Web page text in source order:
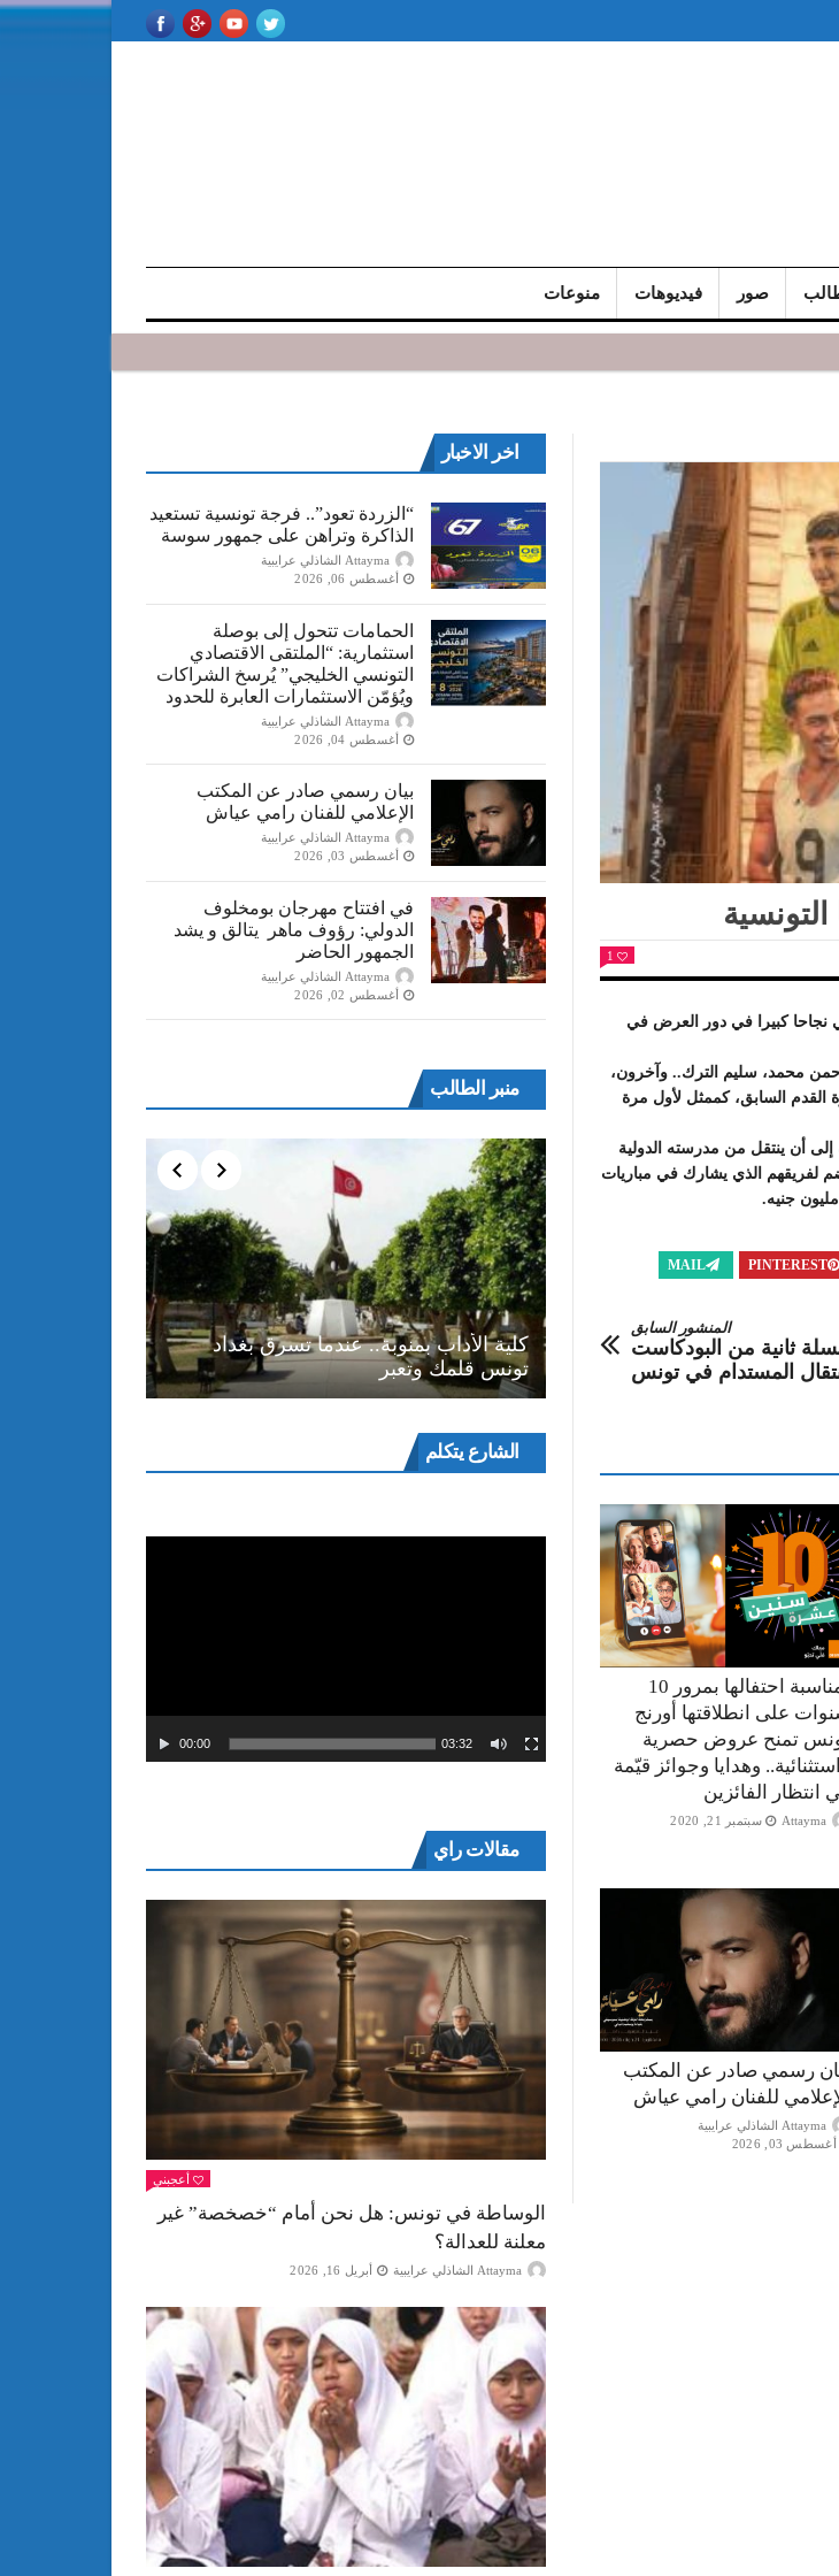
صور فيديوهات منوعات
1
نجاحا كبيرا في دور العرض في
محمد، سليم الترك.. وآخرون،
السابق، كممثل لأول مرة
أن ينتقل من مدرسته الدولية
لفريقهم الذي يشارك في مباريات
جنيه.
PINTEREST
MAIL
المنشور السابق
ثانية من البودكاست
المستدام في تونس
بمناسبة احتفالها بمرور 10
على انطلاقتها أورنج
تمنح عروض حصرية
وهدايا وجوائز قيّمة
انتظار الفائزين
Attayma سبتمبر 21, 2020
رسمي صادر عن المكتب
للفنان رامي عياش
Attayma الشاذلي عرايبية
أغسطس 03, 2026
اخر الاخبار
“الزردة تعود”.. فرجة تونسية تستعيد
الذاكرة وتراهن على جمهور سوسة
Attayma الشاذلي عرايبية
أغسطس 06, 2026
الحمامات تتحول إلى بوصلة
استثمارية: “الملتقى الاقتصادي
التونسي الخليجي” يُرسخ الشراكات
ويُؤمّن الاستثمارات العابرة للحدود
Attayma الشاذلي عرايبية
أغسطس 04, 2026
بيان رسمي صادر عن المكتب
الإعلامي للفنان رامي عياش
Attayma الشاذلي عرايبية
أغسطس 03, 2026
في افتتاح مهرجان بومخلوف
الدولي: رؤوف ماهر يتالق و يشد
الجمهور الحاضر
Attayma الشاذلي عرايبية
أغسطس 02, 2026
منبر الطالب
كلية الأداب بمنوبة.. عندما تسرق بغداد
تونس قلمك وتعبر
يقود رواده إلى الملتقيات
العمانية نموذجا
الشارع يتكلممشغل
الفيديو
00:00 03:32
مقالات راي
أعجبني
الوساطة في تونس: هل نحن أمام “خصخصة” غير
معلنة للعدالة؟
Attayma الشاذلي عرايبية أبريل 16, 2026